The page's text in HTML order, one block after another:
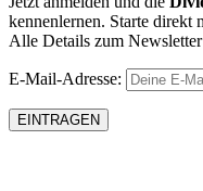
kennenlernen. Starte direkt
Alle Details zum
E-Mail-Adresse: